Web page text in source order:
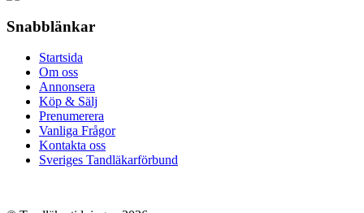
Snabblänkar
Startsida
Om oss
Annonsera
Köp & Sälj
Prenumerera
Vanliga Frågor
Kontakta oss
Sveriges Tandläkarförbund